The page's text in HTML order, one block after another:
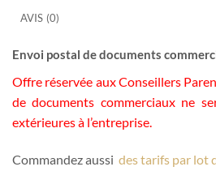
AVIS (0)
Envoi postal de documents
Offre réservée aux Conseillers
de documents commerciaux ne
extérieures à l’entreprise.
Commandez aussi des tarifs par lot